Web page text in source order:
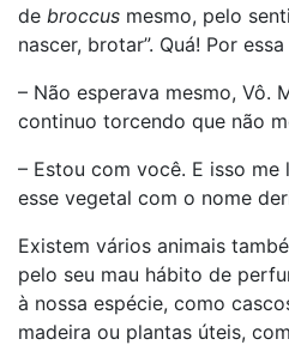
de broccus mesmo, pelo
nascer, brotar”. Quá! Por
– Não esperava mesmo, Vô.
continuo torcendo que não
– Estou com você. E isso me
esse vegetal com o nome
Existem vários animais
pelo seu mau hábito de
à nossa espécie, como
madeira ou plantas úteis,